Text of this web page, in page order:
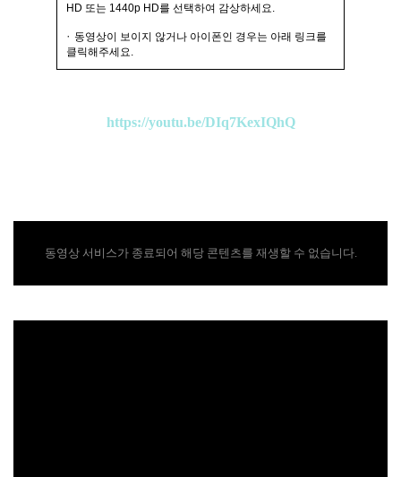
HD 또는 1440p HD를 선택하여 감상하세요.
· 동영상이 보이지 않거나 아이폰인 경우는 아래 링크를
클릭해주세요.
https://youtu.be/DIq7KexIQhQ
동영상 서비스가 종료되어 해당 콘텐츠를 재생할 수 없습니다.